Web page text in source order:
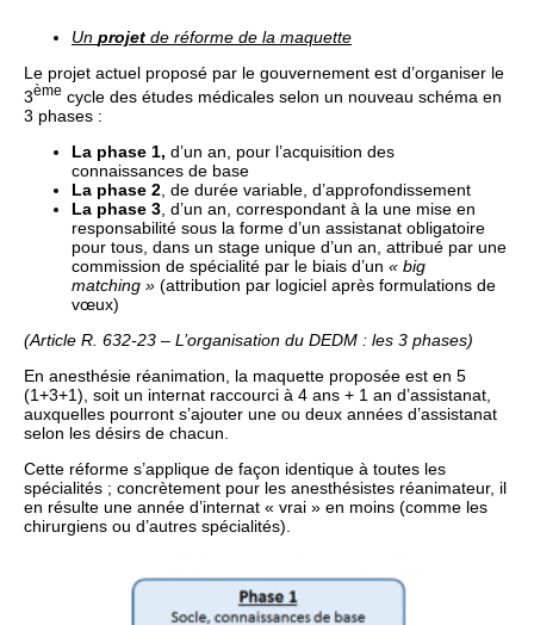
Un projet de réforme de la maquette
Le projet actuel proposé par le gouvernement est d’organiser le
3ème cycle des études médicales selon un nouveau schéma en
3 phases :
La phase 1, d’un an, pour l’acquisition des
connaissances de base
La phase 2 , de durée variable, d’approfondissement
La phase 3 , d’un an, correspondant à la une mise en
responsabilité sous la forme d’un assistanat obligatoire
pour tous, dans un stage unique d’un an, attribué par une
commission de spécialité par le biais d’un « big
matching » (attribution par logiciel après formulations de
vœux)
(Article R. 632-23 – L’organisation du DEDM : les 3 phases)
En anesthésie réanimation, la maquette proposée est en 5
(1+3+1), soit un internat raccourci à 4 ans + 1 an d’assistanat,
auxquelles pourront s’ajouter une ou deux années d’assistanat
selon les désirs de chacun.
Cette réforme s’applique de façon identique à toutes les
spécialités ; concrètement pour les anesthésistes réanimateur, il
en résulte une année d’internat « vrai » en moins (comme les
chirurgiens ou d’autres spécialités).